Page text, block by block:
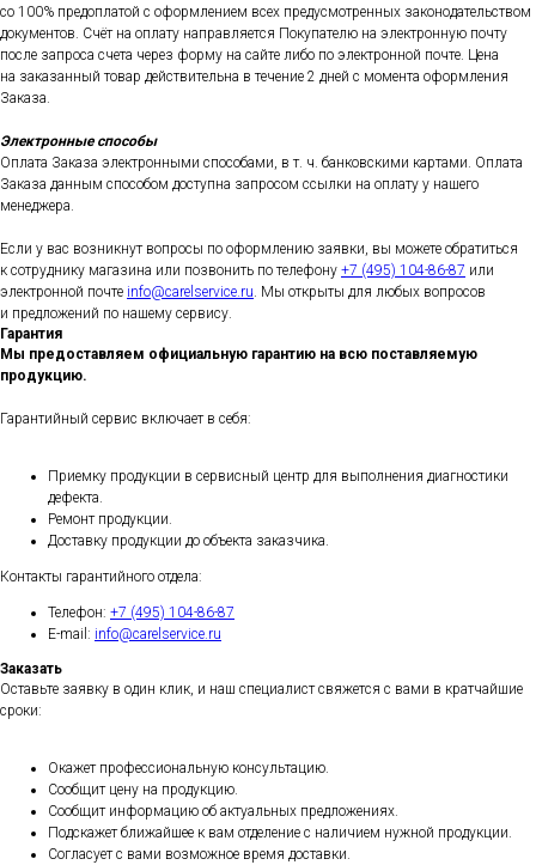
со 100% предоплатой с оформлением всех предусмотренных законодательством
документов. Счёт на оплату направляется Покупателю на электронную почту
после запроса счета через форму на сайте либо по электронной почте. Цена
на заказанный товар действительна в течение 2 дней с момента оформления
Заказа.
Электронные способы
Оплата Заказа электронными способами, в т. ч. банковскими картами. Оплата
Заказа данным способом доступна запросом ссылки на оплату у нашего
менеджера.
Если у вас возникнут вопросы по оформлению заявки, вы можете обратиться
к сотруднику магазина или позвонить по телефону +7 (495) 104-86-87 или
электронной почте info@carelservice.ru . Мы открыты для любых вопросов
и предложений по нашему сервису.
Гарантия
Мы предоставляем официальную гарантию на всю поставляемую
продукцию.
Гарантийный сервис включает в себя:
Приемку продукции в сервисный центр для выполнения диагностики
дефекта.
Ремонт продукции.
Доставку продукции до объекта заказчика.
Контакты гарантийного отдела:
Телефон: +7 (495) 104-86-87
E-mail: info@carelservice.ru
Заказать
Оставьте заявку в один клик, и наш специалист свяжется с вами в кратчайшие
сроки:
Окажет профессиональную консультацию.
Сообщит цену на продукцию.
Сообщит информацию об актуальных предложениях.
Подскажет ближайшее к вам отделение с наличием нужной продукции.
Согласует с вами возможное время доставки.